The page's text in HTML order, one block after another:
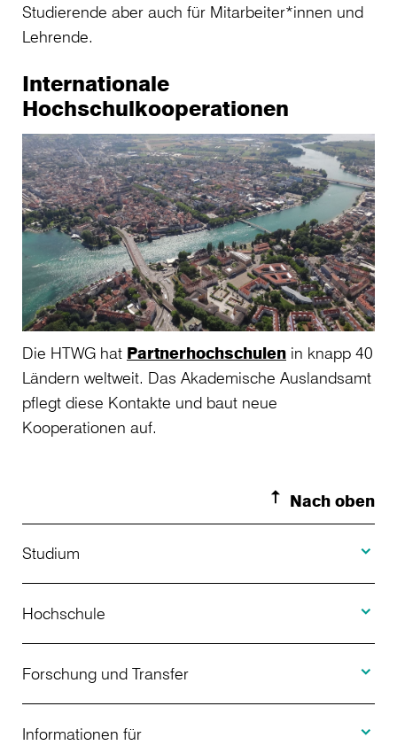
Studierende aber auch für Mitarbeiter*innen und
Lehrende.
Internationale
Hochschulkooperationen
Die HTWG hat Partnerhochschulen in knapp 40
Ländern weltweit. Das Akademische Auslandsamt
pflegt diese Kontakte und baut neue
Kooperationen auf.
Nach oben
Studium
Studienangebot
Bewerbung
Studienberatung
Hochschule
Über uns
Aktuelles
Forschung und Transfer
Projekte
Informationen für